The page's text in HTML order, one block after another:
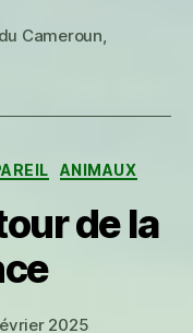
Cameroun,
ANIMAUX
de la
2025